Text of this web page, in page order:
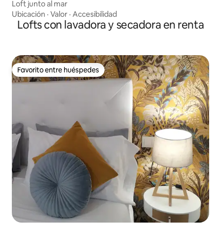
Loft junto al mar
Ubicación · Valor · Accesibilidad
Lofts con lavadora y secadora en renta
Favorito entre huéspedes
Favorito entre huéspedes